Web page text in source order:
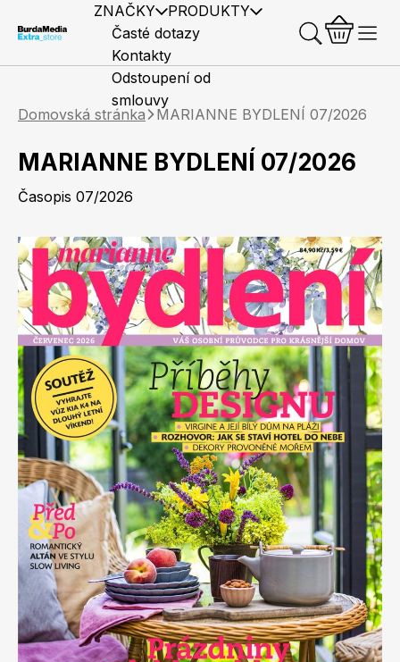
ZNAČKY PRODUKTY
Elle
Marianne
Apetit
Elle Decoration
Marianne Bydlení
Předplatné časopisů
Knihy Merch
Časté dotazy
Kontakty
Odstoupení od
smlouvy
Domovská stránka
MARIANNE BYDLENÍ 07/2026
MARIANNE BYDLENÍ 07/2026
Časopis 07/2026